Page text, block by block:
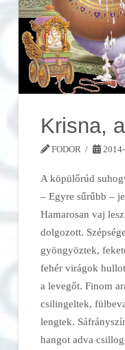
Krisna,
FODOR
A köpülőrúd
– Egyre sűrűbb –
Hamarosan vaj
dolgozott.
gyöngyöztek,
fehér virágok
a levegőt. Finom
csilingeltek,
lengtek.
hangot adva